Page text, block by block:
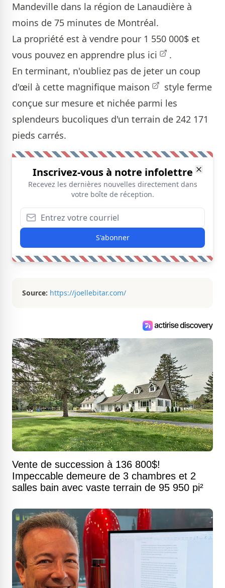
Mandeville dans la région de Lanaudière à
moins de 75 minutes de Montréal.
La propriété est à vendre pour 1 550 000$ et
vous pouvez en apprendre plus ici
.
En terminant, n'oubliez pas de jeter un coup
d'œil à cette magnifique maison
style ferme
conçue sur mesure et nichée parmi les
splendeurs bucoliques d'un terrain de 242 171
pieds carrés.
Inscrivez-vous à notre infolettre
Recevez les dernières nouvelles directement dans
votre boîte de réception.
S'abonner
Source: https://joellebitar.com/
Vente de succession à 136 800$!
Impeccable demeure de 3 chambres et 2
salles bain avec vaste terrain de 95 950 pi²